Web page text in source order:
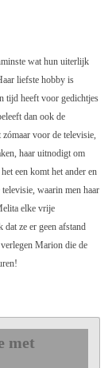
wat hun uiterlijk
liefste hobby is
tijd heeft voor gedichtjes
dan ook de
voor de televisie,
haar uitnodigt om
een komt het ander en
waarin men haar
elke vrije
ze er geen afstand
Marion die de
met